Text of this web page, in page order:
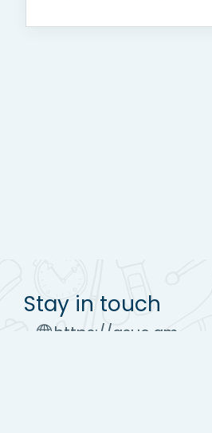
Stay in touch
https://asue.am